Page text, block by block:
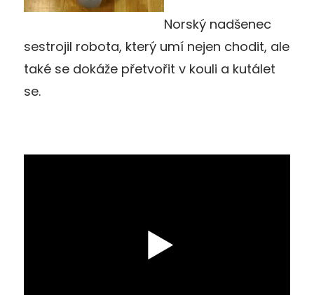
Norský nadšenec
sestrojil robota, který umí nejen chodit, ale
také se dokáže přetvořit v kouli a kutálet
se.